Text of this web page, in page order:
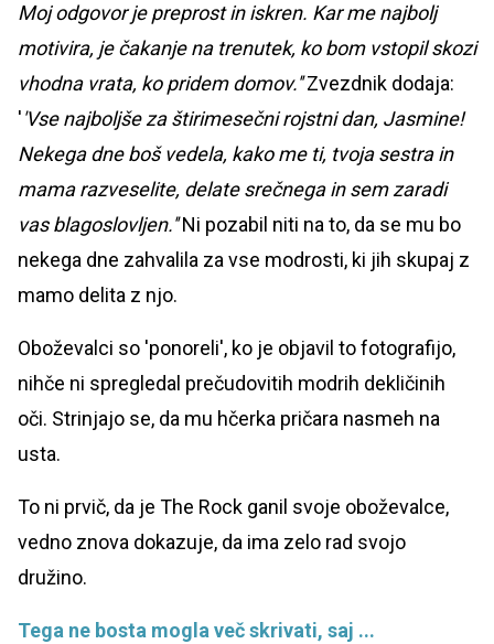
Moj odgovor je preprost in iskren. Kar me najbolj
motivira, je čakanje na trenutek, ko bom vstopil skozi
vhodna vrata, ko pridem domov.''Zvezdnik dodaja:
''Vse najboljše za štirimesečni rojstni dan, Jasmine!
Nekega dne boš vedela, kako me ti, tvoja sestra in
mama razveselite, delate srečnega in sem zaradi
vas blagoslovljen.''Ni pozabil niti na to, da se mu bo
nekega dne zahvalila za vse modrosti, ki jih skupaj z
mamo delita z njo.
Oboževalci so 'ponoreli', ko je objavil to fotografijo,
nihče ni spregledal prečudovitih modrih dekličinih
oči. Strinjajo se, da mu hčerka pričara nasmeh na
usta.
To ni prvič, da je The Rock ganil svoje oboževalce,
vedno znova dokazuje, da ima zelo rad svojo
družino.
Tega ne bosta mogla več skrivati, saj ...